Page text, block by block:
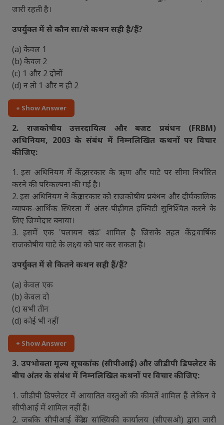
जारी रहती है।
उपर्युक्त में से कौन सा/से कथन सही है/हैं?
(a) केवल 1
(b) केवल 2
(c) 1 और 2 दोनों
(d) न तो 1 और न ही 2
+ Show Answer
2. राजकोषीय उत्तरदायित्व और बजट प्रबंधन (FRBM)
अधिनियम, 2003 के संबंध में निम्नलिखित कथनों पर विचार
कीजिए:
1. इस अधिनियम में केंद्र सरकार के ऋण और घाटे पर सीमा निर्धारित
करने की परिकल्पना की गई है।
2. इस अधिनियम ने केंद्र सरकार को राजकोषीय प्रबंधन और दीर्घकालिक
व्यापक-आर्थिक स्थिरता में अंतर-पीढ़ीगत इक्विटी सुनिश्चित करने के
लिए जिम्मेदार बनाया।
3. इसमें एक 'पलायन खंड' शामिल है जिसके तहत केंद्र वार्षिक
राजकोषीय घाटे के लक्ष्य को पार कर सकता है।
उपर्युक्त में से कितने कथन सही हैं/हैं?
(a) केवल एक
(b) केवल दो
(c) सभी तीन
(d) कोई भी नहीं
+ Show Answer
3. उपभोक्ता मूल्य सूचकांक (सीपीआई) और जीडीपी डिफ्लेटर के
बीच अंतर के संबंध में निम्नलिखित कथनों पर विचार कीजिए:
1. जीडीपी डिफ्लेटर में आयातित वस्तुओं की कीमतें शामिल हैं लेकिन वे
सीपीआई में शामिल नहीं हैं।
2. जबकि सीपीआई केंद्रीय सांख्यिकी कार्यालय (सीएसओ) द्वारा जारी